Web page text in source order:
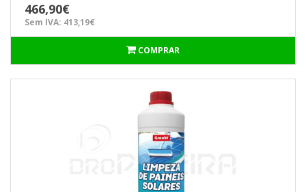
466,90€
Sem IVA: 413,19€
COMPRAR